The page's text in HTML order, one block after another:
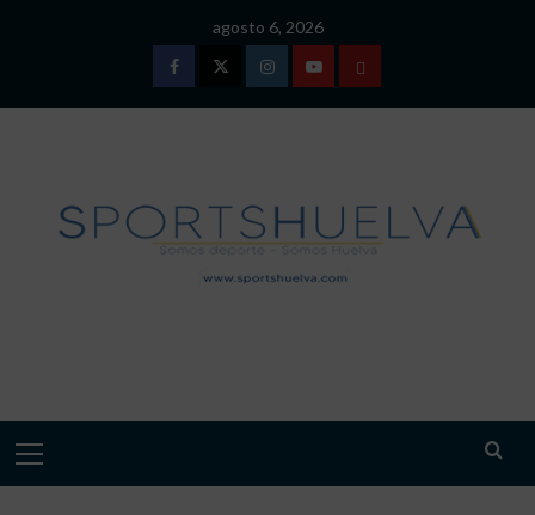
agosto 6, 2026
FacebookTwitterInstagramYoutubeTÉRMINOS
DE
USO
Menú